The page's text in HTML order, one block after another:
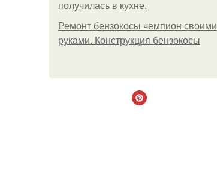
получилась в кухне.
Ремонт бензокосы чемпион своими
руками. Конструкция бензокосы